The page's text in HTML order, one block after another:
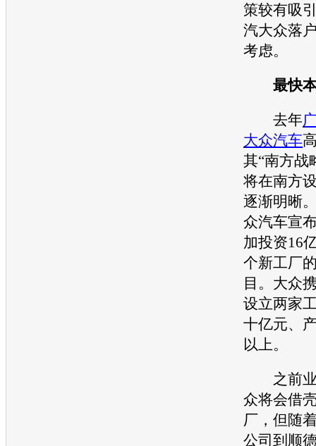
策较有吸
汽大众落
考虑。
最快本
去年
大众汽车
其“南方战
将在南方
逐渐明晰
众汽车宣
加投资16
个新工厂
目。 大众
设立两家
十亿元、
以上。
之前业
众将会借
厂，但随
公司到顺